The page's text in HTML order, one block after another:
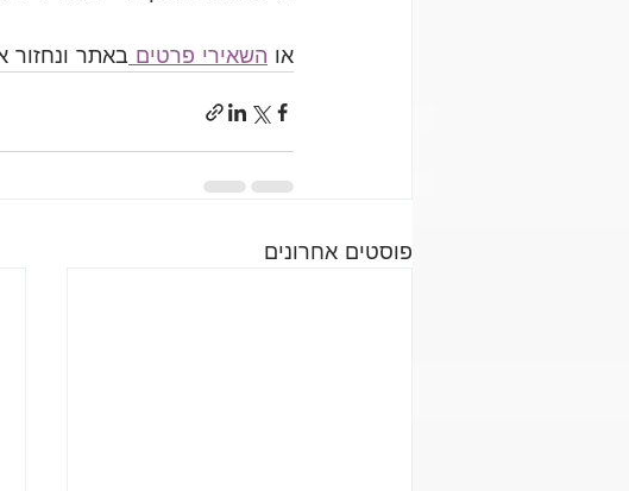
או השאירי פרטים באתר ונחזור
פוסטים אחרונים